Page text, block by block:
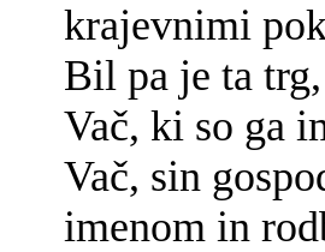
krajevnimi
Bil pa je ta
Vač, ki so ga
Vač, sin
imenom in